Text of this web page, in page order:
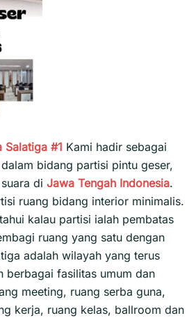
Salatiga #1 Kami hadir sebagai
bidang partisi pintu geser,
di Jawa Tengah Indonesia.
ruang bidang interior minimalis.
kalau partisi ialah pembatas
ruang yang satu dengan
adalah wilayah yang terus
berbagai fasilitas umum dan
meeting, ruang serba guna,
kerja, ruang kelas, ballroom dan